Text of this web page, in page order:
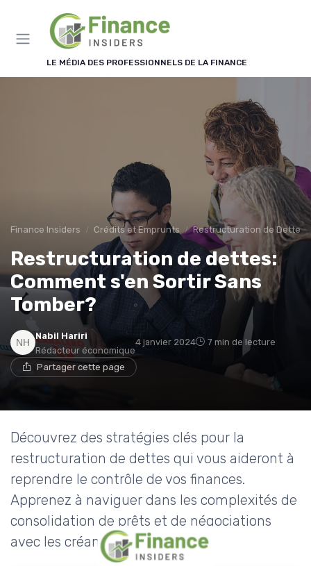
LE MÉDIA DES PROFESSIONNELS DE LA FINANCE
Finance Insiders Crédits et Emprunts Restructuration de Dettes
Restructuration de dettes:
Comment s'en Sortir Sans
Tomber?
Nabil Hariri
Rédacteur économique
4 janvier 2024 7 min de lecture
Partager cette page
Découvrez des stratégies clés pour la
restructuration de dettes qui vous aideront à
reprendre le contrôle de vos finances.
Apprenez à naviguer dans les complexités de
consolidation de prêts et de négociations
avec les créanciers.